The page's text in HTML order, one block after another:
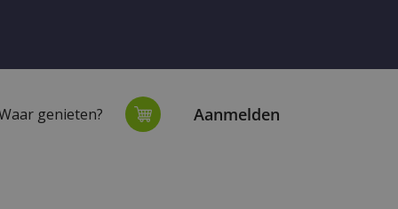
genieten? Aanmelden